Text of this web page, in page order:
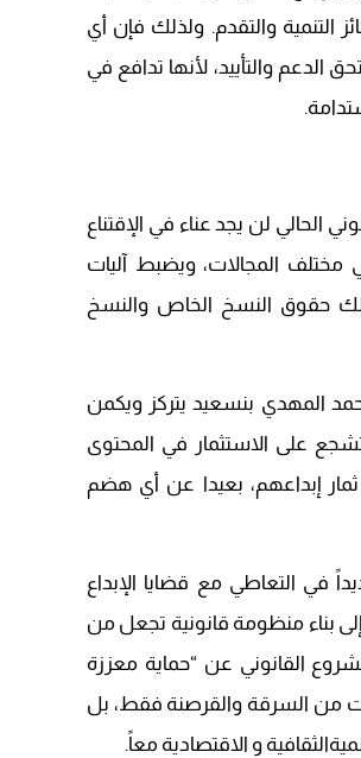
التنمية والتقدم. ولذلك فإن أي
الدعم والتأييد، لأنها تدافع في
الحالي لن يجد عناء في الإقتناع
مختلف المجالات، ويضبط آليات
حقوق النسخ الخاص والنسخ
المهدي بنسعيد يتركز ويكمن
على الاستثمار في المحتوى
إبداعهم، بعيدا عن أي هضم
في التعاطي مع قضايا الإبداع
إلى بناء منظومة قانونية تجعل من
القانوني عن “حماية معززة
من السرقة والقرصنة فقط، بل
و الاقتصادية معاً.